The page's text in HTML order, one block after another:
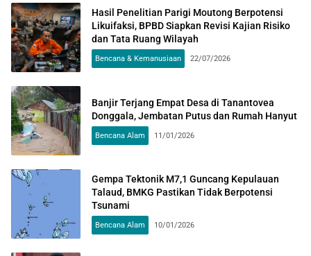
Hasil Penelitian Parigi Moutong Berpotensi
Likuifaksi, BPBD Siapkan Revisi Kajian Risiko
dan Tata Ruang Wilayah
Bencana & Kemanusiaan 22/07/2026
Banjir Terjang Empat Desa di Tanantovea
Donggala, Jembatan Putus dan Rumah Hanyut
Bencana Alam 11/01/2026
Gempa Tektonik M7,1 Guncang Kepulauan
Talaud, BMKG Pastikan Tidak Berpotensi
Tsunami
Bencana Alam 10/01/2026